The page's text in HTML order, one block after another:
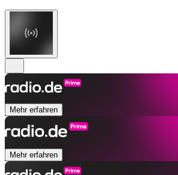
Mehr erfahren
Mehr erfahren